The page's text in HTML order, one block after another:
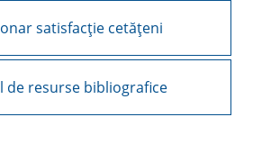
satisfacție cetățeni
de resurse bibliografice